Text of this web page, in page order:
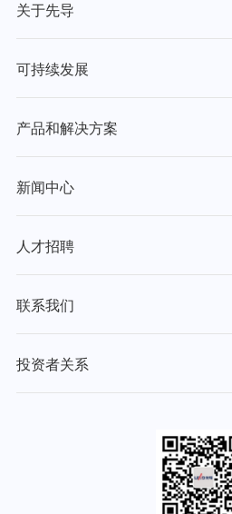
关于先导
可持续发展
产品和解决方案
新闻中心
人才招聘
联系我们
投资者关系